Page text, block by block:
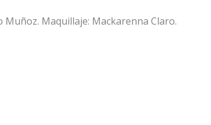
Muñoz. Maquillaje: Mackarenna Claro.